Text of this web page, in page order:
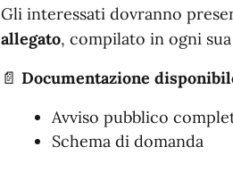
Gli interessati dovranno
allegato, compilato in ogni
📄 Documentazione
Avviso pubblico
Schema di domanda